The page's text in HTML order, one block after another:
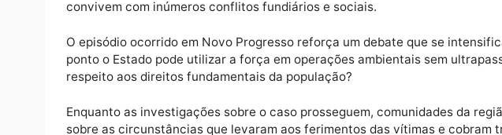
Debate que divide opiniões
Enquanto órgãos ambientais defendem que operações rigorosas
ilegal, o desmatamento e outros crimes ambientais na Amazônia,
garantias previstos na Constituição.